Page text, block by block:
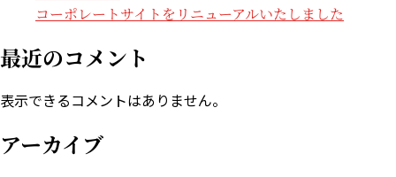
コーポレートサイトをリニューアルいたしました
最近のコメント
表示できるコメントはありません。
アーカイブ